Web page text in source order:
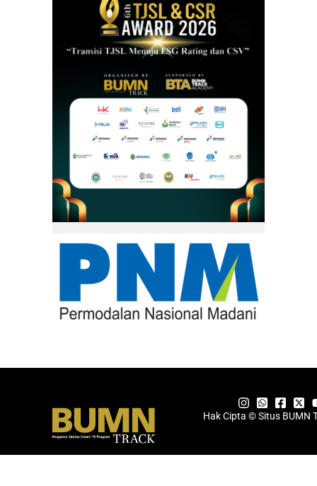
Hak Cipta © Situs BUMN